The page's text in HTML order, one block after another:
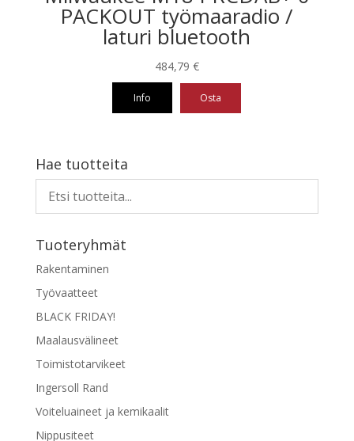
PACKOUT työmaaradio /
laturi bluetooth
484,79 €
Info Osta
Hae tuotteita
Tuoteryhmät
Rakentaminen
Työvaatteet
BLACK FRIDAY!
Maalausvälineet
Toimistotarvikeet
Ingersoll Rand
Voiteluaineet ja kemikaalit
Nippusiteet